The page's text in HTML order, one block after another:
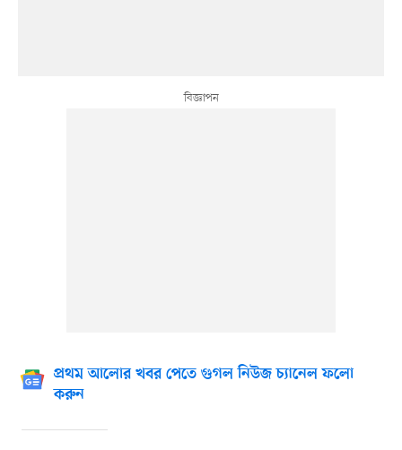
প্রথম আলোর খবর পেতে গুগল নিউজ চ্যানেল ফলো
করুন